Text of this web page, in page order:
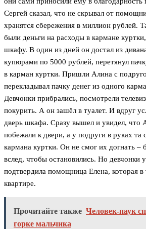
Сергей сказал, что не скрывал от
хранятся сбережения в миллион рублей.
были деньги на расходы в кармане
шкафу. В один из дней он достал из
купюрами по 5000 рублей, перетянул
в карман куртки. Пришли Алина с
перекладывал пачку денег из одного
Девчонки прибрались, посмотрели
покурить. А он зашёл в туалет. И вдруг
дверь шкафа. Сразу вышел и увидел, что
побежали к двери, а у подруги в руках та
кармана куртки. Он не смог их догнать –
вслед, чтобы остановились. Но девчонки
подтвердила помощница Елена, которая
квартире.
Прочитайте также Человек-паук
горке мальчика